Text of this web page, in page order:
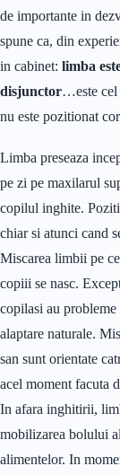
de importante in
spune ca, din
in cabinet: limba
disjunctor…este cel
nu este pozitionat
Limba preseaza
pe zi pe maxilarul
copilul inghite.
chiar si atunci cand
Miscarea limbii pe
copiii se nasc.
copilasi au probleme
alaptare naturale.
san sunt orientate
acel moment facuta
In afara inghitirii,
mobilizarea bolului
alimentelor. In